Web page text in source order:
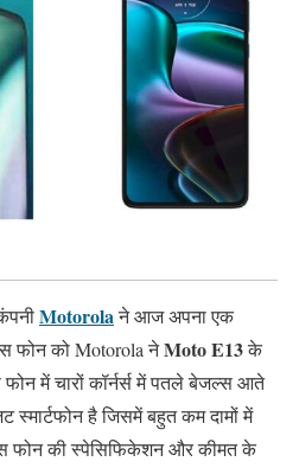
Motorolaने आज अपना एक
फोन को Motorola नेMoto E13के
में चारों कॉर्नर्स में पतले बेजल्स आते
है जिसमें बहुत कम दामों में
फोन की स्पेसिफिकेशन और कीमत के